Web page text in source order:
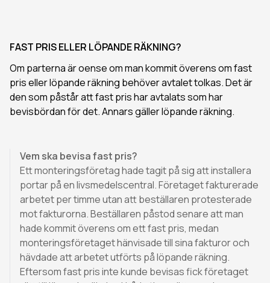
FAST PRIS ELLER LÖPANDE RÄKNING?
Om parterna är oense om man kommit överens om fast
pris eller löpande räkning behöver avtalet tolkas. Det är
den som påstår att fast pris har avtalats som har
bevisbördan för det. Annars gäller löpande räkning.
Vem ska bevisa fast pris?
Ett monteringsföretag hade tagit på sig att installera
portar på en livsmedelscentral. Företaget fakturerade
arbetet per timme utan att beställaren protesterade
mot fakturorna. Beställaren påstod senare att man
hade kommit överens om ett fast pris, medan
monteringsföretaget hänvisade till sina fakturor och
hävdade att arbetet utförts på löpande räkning.
Eftersom fast pris inte kunde bevisas fick företaget